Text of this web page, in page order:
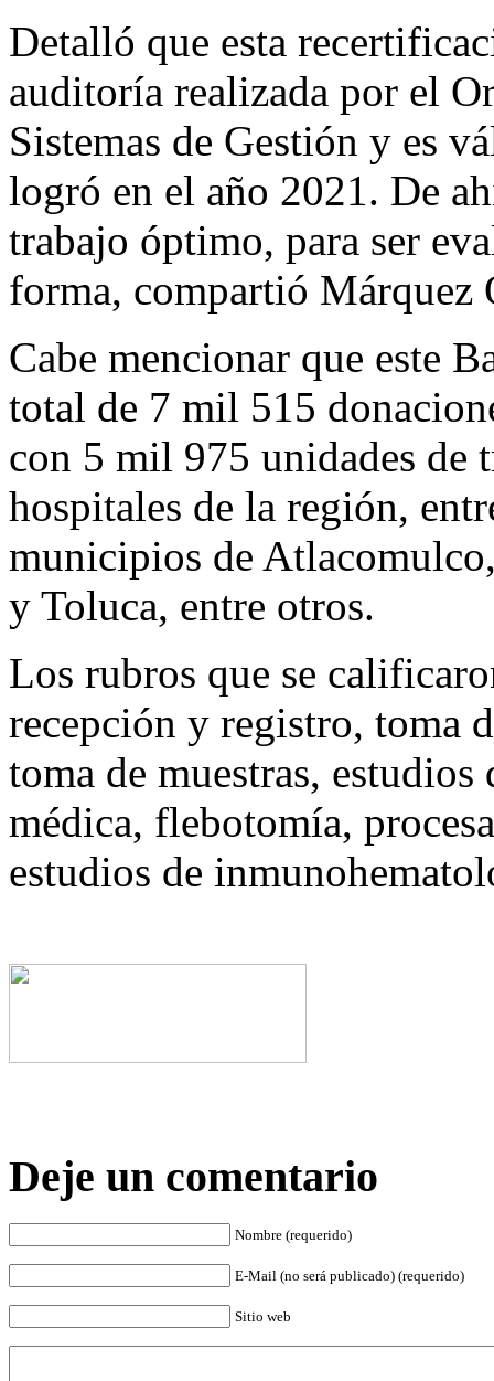
Detalló que esta
auditoría realizada por el
Sistemas de Gestión y es
logró en el año 2021. De
trabajo óptimo, para ser
forma, compartió Márquez
Cabe mencionar que este
total de 7 mil 515
con 5 mil 975 unidades de
hospitales de la región,
municipios de
y Toluca, entre otros.
Los rubros que se
recepción y registro, toma
toma de muestras,
médica, flebotomía,
estudios de
Deje un comentario
Nombre (requerido)
E-Mail (no será publicado) (requerido)
Sitio web